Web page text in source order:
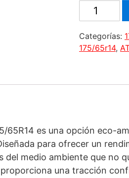
Llanta
175/65R14
Marca
SAILUN
Categorías:
175/65r14,
65R14 es una opción eco-
para ofrecer un
medio ambiente que no
una tracción